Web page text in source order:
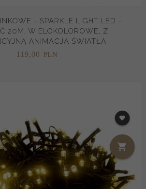
- SPARKLE LIGHT LED -
20M, WIELOKOLOROWE, Z
ANIMACJĄ ŚWIATŁA
119,00 PLN